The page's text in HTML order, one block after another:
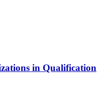
in Qualification